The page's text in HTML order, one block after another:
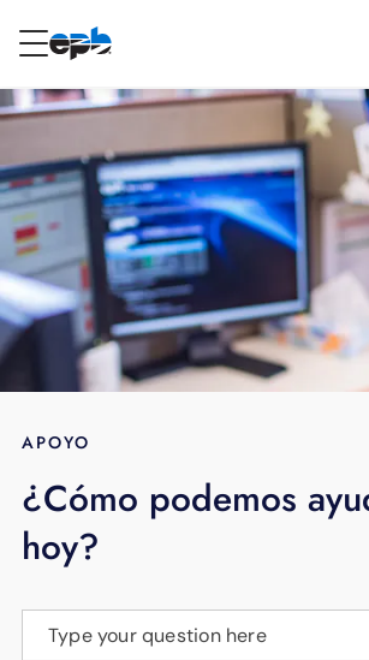
RESIDENCIAL
Internet
Energía
Televisión
BLOG
APOYO
principal
APOYO
¿Cómo podemos
hoy?
Type your question here